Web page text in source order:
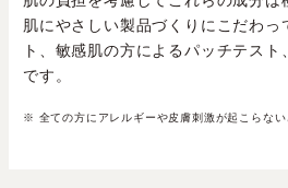
肌にやさしい製品づくりにこだわっ
ト、敏感肌の方によるパッチテス
です。
※ 全ての方にアレルギーや皮膚刺激が起こらない